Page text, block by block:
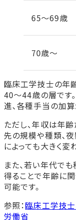
65〜69歳
70歳〜
臨床工学技士の年
40〜44歳の層です
進、各種手当の加
ただし、年収は年
先の規模や種類、
によっても大きく変
また、若い年代で
得ることで年齢に
可能です。
参照：臨床工学技
労働省